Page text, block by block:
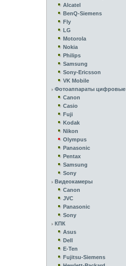
Alcatel
BenQ-Siemens
Fly
LG
Motorola
Nokia
Philips
Samsung
Sony-Ericsson
VK Mobile
Фотоаппараты цифровые
Canon
Casio
Fuji
Kodak
Nikon
Olympus
Panasonic
Pentax
Samsung
Sony
Видеокамеры
Canon
JVC
Panasonic
Sony
КПК
Asus
Dell
E-Ten
Fujitsu-Siemens